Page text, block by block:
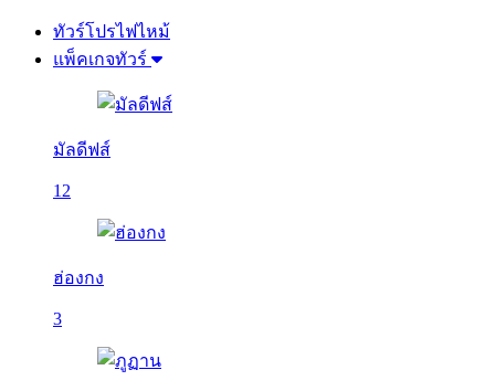
ทัวร์โปรไฟไหม้
แพ็คเกจทัวร์
มัลดีฟส์
12
ฮ่องกง
3